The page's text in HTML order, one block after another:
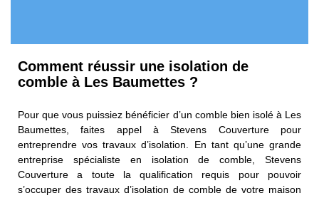
Comment réussir une isolation de
comble à Les Baumettes ?
Pour que vous puissiez bénéficier d’un comble bien isolé à Les
Baumettes, faites appel à Stevens Couverture pour
entreprendre vos travaux d’isolation. En tant qu’une grande
entreprise spécialiste en isolation de comble, Stevens
Couverture a toute la qualification requis pour pouvoir
s’occuper des travaux d’isolation de comble de votre maison